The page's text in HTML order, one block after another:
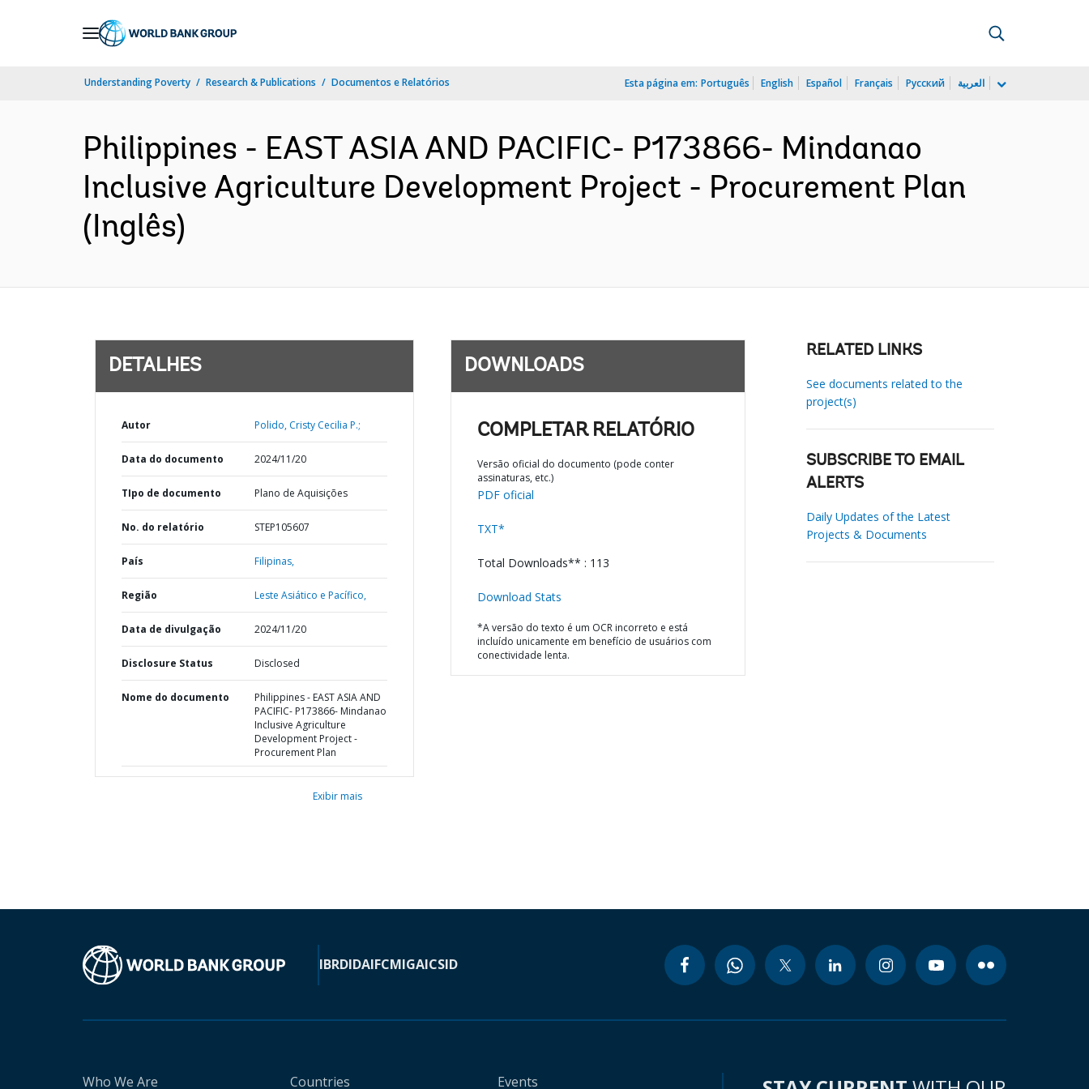
Understanding Poverty Research & Publications Documentos e Relatórios Esta página em: Português English Español Français Русский العربية
Philippines - EAST ASIA AND PACIFIC- P173866- Mindanao
Inclusive Agriculture Development Project - Procurement Plan
(Inglês)
DETALHES
Autor Polido, Cristy Cecilia P.;
Data do documento 2024/11/20
TIpo de documento Plano de Aquisições
No. do relatório STEP105607
País Filipinas,
Região Leste Asiático e Pacífico,
Data de divulgação 2024/11/20
Disclosure Status Disclosed
Nome do documento
Philippines - EAST ASIA AND
PACIFIC- P173866- Mindanao
Inclusive Agriculture
Development Project -
Procurement Plan
Exibir mais
DOWNLOADS
COMPLETAR RELATÓRIO
Versão oficial do documento (pode conter
assinaturas, etc.)
PDF oficial
TXT*
Total Downloads** : 113
Download Stats
*A versão do texto é um OCR incorreto e está
incluído unicamente em benefício de usuários com
conectividade lenta.
RELATED LINKS
See documents related to the
project(s)
SUBSCRIBE TO EMAIL
ALERTS
Daily Updates of the Latest
Projects & Documents
IBRDIDAIFCMIGAICSID
Who We Are Countries Events